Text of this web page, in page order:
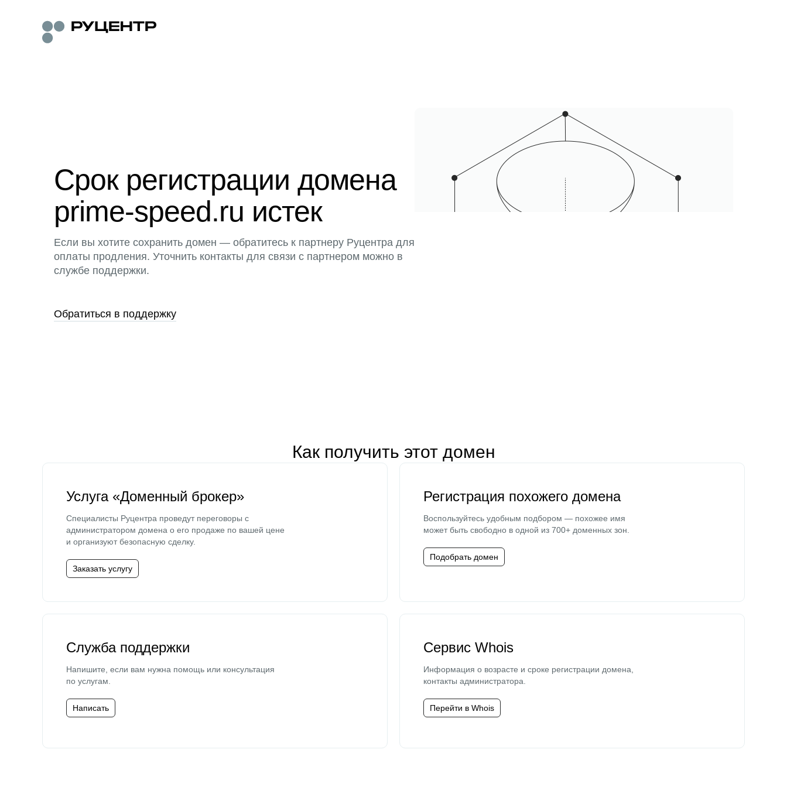
Срок регистрации домена
prime-speed.ru истек
Если вы хотите сохранить домен — обратитесь к партнеру Руцентра для
оплаты продления. Уточнить контакты для связи с партнером можно в
службе поддержки.
Обратиться в поддержку
Как получить этот домен
Услуга «Доменный брокер»
Специалисты Руцентра проведут переговоры с
администратором домена о его продаже по вашей цене
и организуют безопасную сделку.
Заказать услугу
Регистрация похожего домена
Воспользуйтесь удобным подбором — похожее имя
может быть свободно в одной из 700+ доменных зон.
Подобрать домен
Служба поддержки
Напишите, если вам нужна помощь или консультация
по услугам.
Написать
Сервис Whois
Информация о возрасте и сроке регистрации домена,
контакты администратора.
Перейти в Whois